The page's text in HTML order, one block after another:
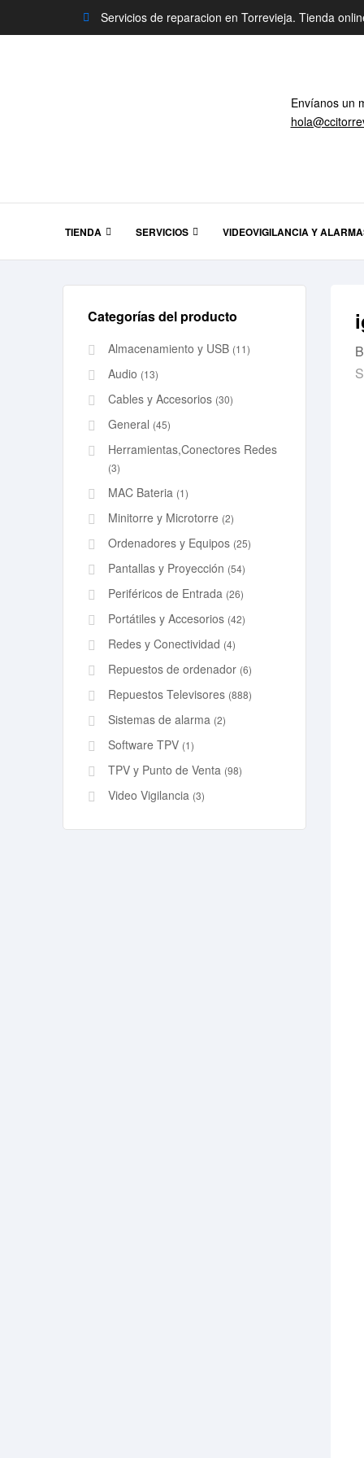
Servicios de reparacion en Torrevieja. Tienda
Envíanos un
TIENDA SERVICIOS VIDEOVIGILANCIA Y
Categorías del producto
Almacenamiento y USB (11)
Audio (13)
Cables y Accesorios (30)
General (45)
Herramientas,Conectores Redes
(3)
MAC Bateria (1)
Minitorre y Microtorre (2)
Ordenadores y Equipos (25)
Pantallas y Proyección (54)
Periféricos de Entrada (26)
Portátiles y Accesorios (42)
Redes y Conectividad (4)
Repuestos de ordenador (6)
Repuestos Televisores (888)
Sistemas de alarma (2)
Software TPV (1)
TPV y Punto de Venta (98)
Video Vigilancia (3)